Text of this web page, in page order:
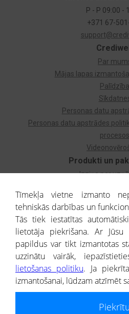
Produkti un
Izziņa par
Dzimtas
Uzņēmumu
Kredītizziņa par
Par
Mājas lapas
Palīdzība
Personas datu
Personas datu apstrādes
procesos
P - P 09:00 -
+371 67-
® CREDITREFORM Latvija
SIA
Tīmekļa vietne izmanto
tehniskās darbības un
Tās tiek iestatītas
lietotāja piekrišana. Ar
papildus var tikt izmantotas
uzzinātu vairāk,
lietošanas politiku. Ja
izmantošanai, lūdzam atzīmēt
Piekrītu